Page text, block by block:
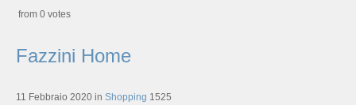
from 0 votes
Fazzini Home
11 Febbraio 2020 in Shopping 1525